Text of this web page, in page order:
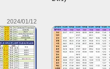
2024/01/12